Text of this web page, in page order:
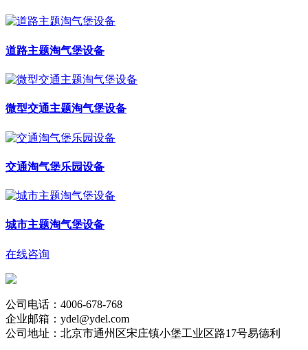
道路主题淘气堡设备
微型交通主题淘气堡设备
交通淘气堡乐园设备
城市主题淘气堡设备
在线咨询
公司电话：4006-678-768
企业邮箱：ydel@ydel.com
公司地址：北京市通州区宋庄镇小堡工业区路17号易德利